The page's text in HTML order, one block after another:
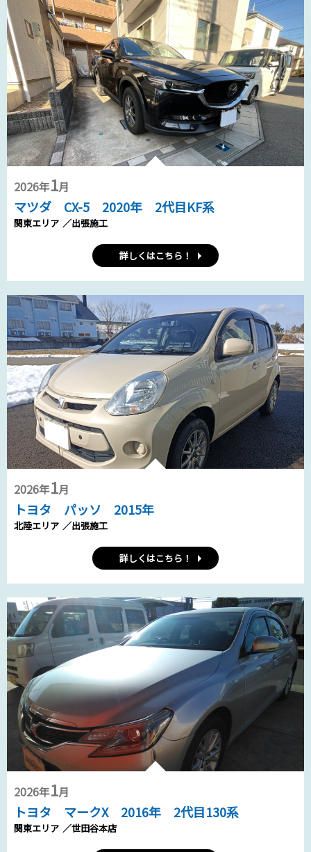
2026年1月
マツダ CX-5 2020年 2代目KF系
関東エリア ／出張施工
詳しくはこちら！
2026年1月
トヨタ パッソ 2015年
北陸エリア ／出張施工
詳しくはこちら！
2026年1月
トヨタ マークX 2016年 2代目130系
関東エリア ／世田谷本店